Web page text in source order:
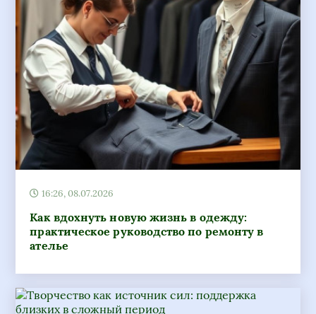
16:26, 08.07.2026
Как вдохнуть новую жизнь в одежду:
практическое руководство по ремонту в
ателье